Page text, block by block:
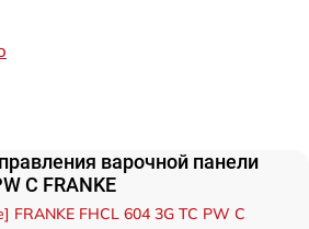
варочной панели
C FRANKE
FRANKE FHCL 604 3G TC PW C